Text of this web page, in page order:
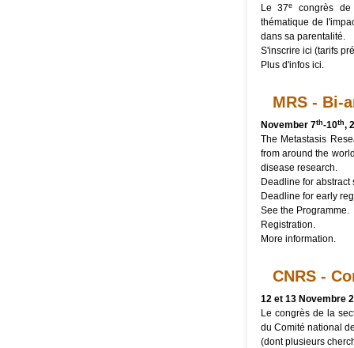
Le 37e
congrès de
thématique de
dans sa parentalité.
S'inscrire ici (tarifs
Plus d'infos ici.
MRS - Bi-
November 7th-10th,
The Metastasis
from around the
disease research.
Deadline for
Deadline for early
See the Programme.
Registration.
More information.
CNRS -
12 et 13 Novembre
Le congrès de la
du Comité national
(dont plusieurs